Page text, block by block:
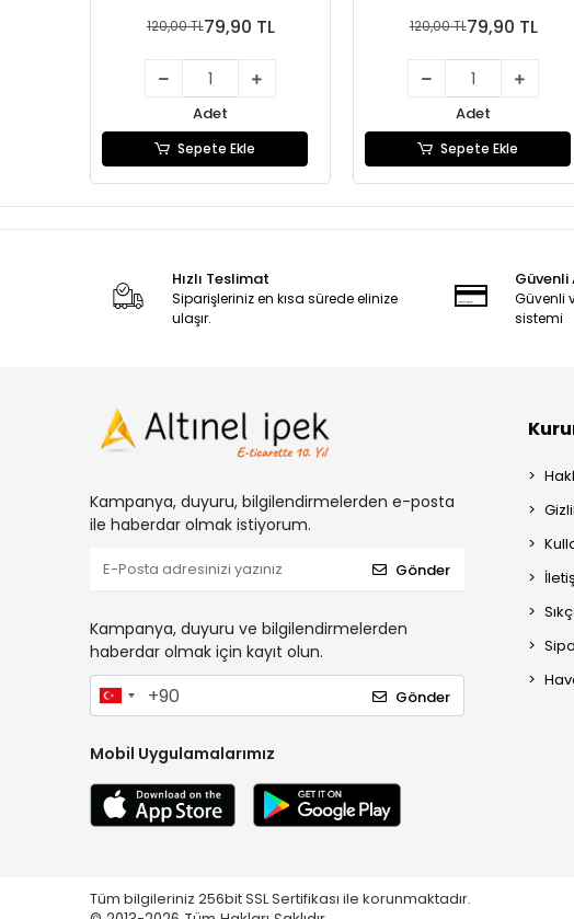
120,00 TL79,90 TL
Adet
Sepete Ekle
120,00 TL79,90 TL
Adet
Sepete Ekle
Hızlı Teslimat
Siparişleriniz en kısa sürede elinize
ulaşır.
Güvenli
Güvenli
sistemi
Kampanya, duyuru, bilgilendirmelerden e-posta
ile haberdar olmak istiyorum.
Gönder
Kampanya, duyuru ve bilgilendirmelerden
haberdar olmak için kayıt olun.
Gönder
Mobil Uygulamalarımız
Tüm bilgileriniz 256bit SSL Sertifikası ile korunmaktadır.